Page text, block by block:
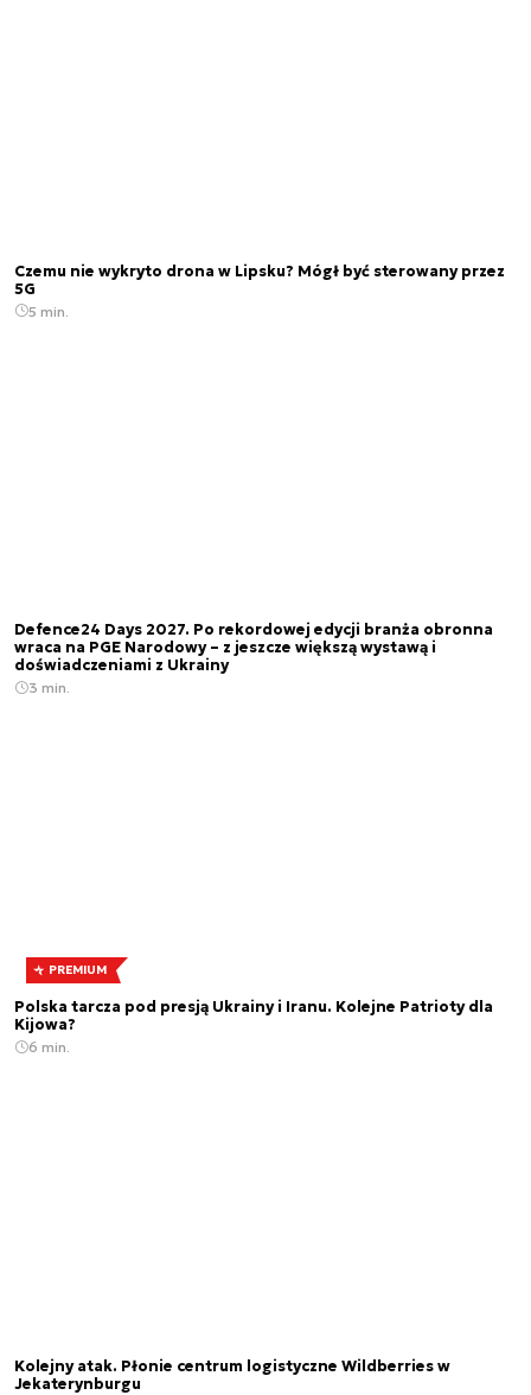
Czemu nie wykryto drona w Lipsku? Mógł być sterowany przez
5G
5 min.
Defence24 Days 2027. Po rekordowej edycji branża obronna
wraca na PGE Narodowy – z jeszcze większą wystawą i
doświadczeniami z Ukrainy
3 min.
PREMIUM
Polska tarcza pod presją Ukrainy i Iranu. Kolejne Patrioty dla
Kijowa?
6 min.
Kolejny atak. Płonie centrum logistyczne Wildberries w
Jekaterynburgu